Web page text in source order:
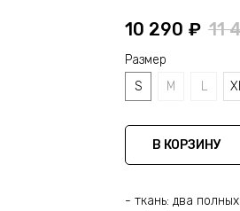
10 290 ₽ 11
Размер
S
M L
В КОРЗИНУ
- ткань: два